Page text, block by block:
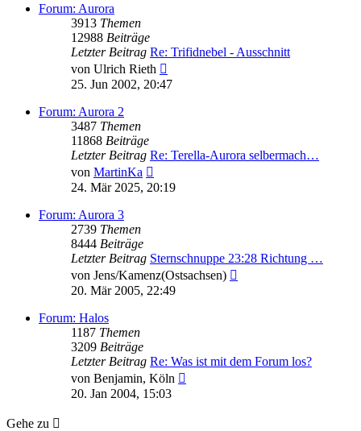
Forum: Aurora
3913 Themen
12988 Beiträge
Letzter Beitrag Re: Trifidnebel - Ausschnitt
von Ulrich Rieth
Beitrag
25. Jun 2002, 20:47
Forum: Aurora 2
3487 Themen
11868 Beiträge
Letzter Beitrag Re: Terella-Aurora selbermach…
von MartinKa
Beitrag
24. Mär 2025, 20:19
Forum: Aurora 3
2739 Themen
8444 Beiträge
Letzter Beitrag Sternschnuppe 23:28 Richtung …
von Jens/Kamenz(Ostsachsen)
20. Mär 2005, 22:49
Forum: Halos
1187 Themen
3209 Beiträge
Letzter Beitrag Re: Was ist mit dem Forum los?
von Benjamin, Köln
20. Jan 2004, 15:03
Gehe zu